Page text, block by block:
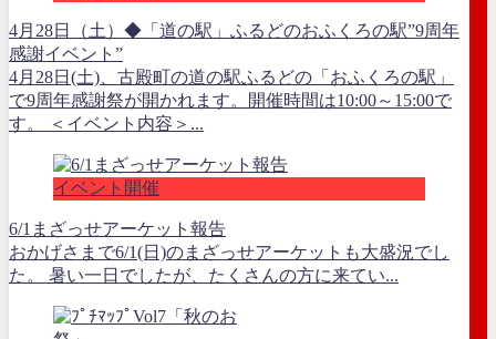
4月28日（土）◆「道の駅」ふるどのおふくろの駅”9周年
感謝イベント”
4月28日(土)、古殿町の道の駅ふるどの「おふくろの駅」
で9周年感謝祭が開かれます。開催時間は10:00～15:00で
す。 ＜イベント内容＞...
イベント開催
6/1まざっせアーケット報告
おかげさまで6/1(日)のまざっせアーケットも大盛況でし
た。 暑い一日でしたが、たくさんの方に来てい...